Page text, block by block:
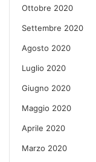
Ottobre 2020
Settembre 2020
Agosto 2020
Luglio 2020
Giugno 2020
Maggio 2020
Aprile 2020
Marzo 2020